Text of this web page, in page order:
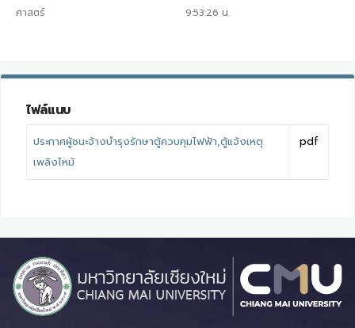
ศาสตร์
9:53:26 น.
ไฟล์แนบ
ประกาศผู้ชนะจ้างบำรุงรักษาตู้ควบคุมไฟฟ้า,ตู้แจ้งเหตุ
เพลิงไหม้
pdf